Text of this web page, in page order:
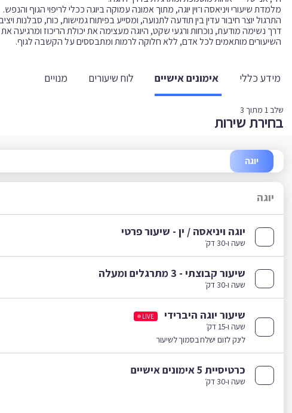
השיעורים מותאמים לכל אדם, ללא חלוקה לרמות ומתבססים על הקשבה לגוף.
מידע כללי אימונים אישיים לוח שיעורים מנויים
שלב 1 מתוך 3
בחירת שירות
יוגה
יוגה
יוגה ויניאסה / ין - שיעור פרטי
שעה ו-30 דק׳
שיעור קבוצתי - 3 מתרגלים ומעלה
שעה ו-30 דק׳
שיעור יוגה היברידי LIVE
שעה ו-15 דק׳
לינק לזום ישלח בסמוך לשיעור
כרטיסיית 5 אימונים אישיים
שעה ו-30 דק׳